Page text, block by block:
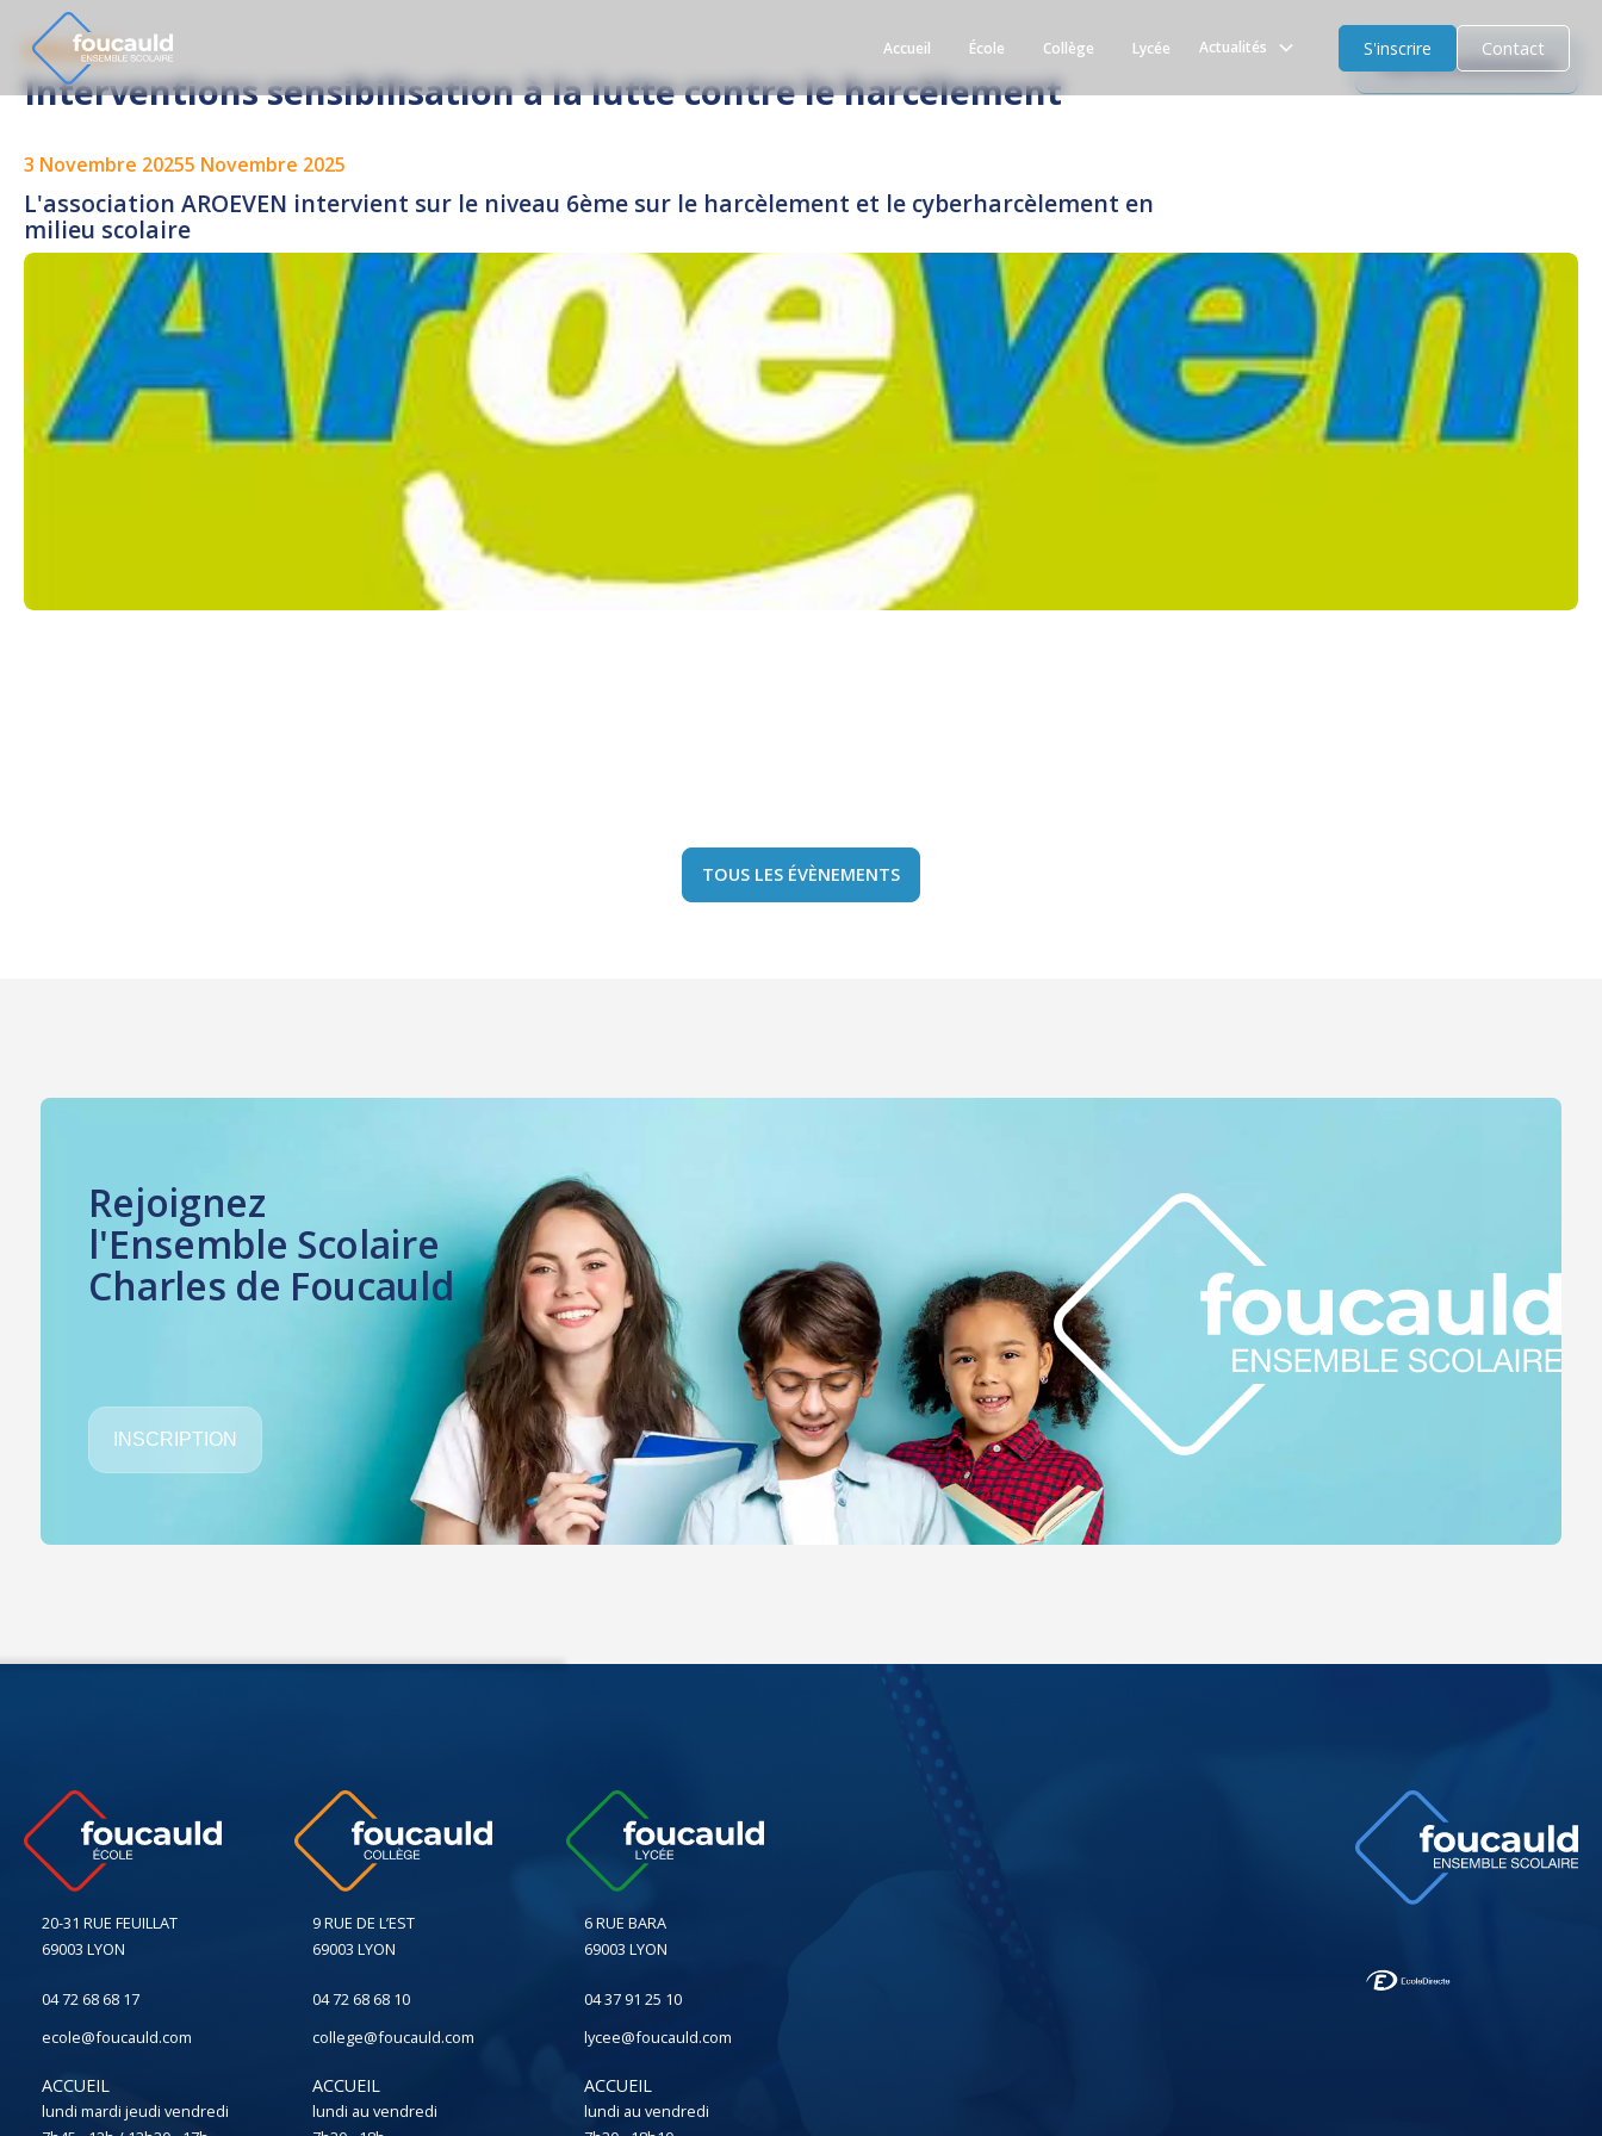
Accueil École Collège Lycée Actualités S'inscrire Contact
COLLÈGE
Interventions sensibilisation à la lutte contre le harcèlement
3 Novembre 20255 Novembre 2025
L'association AROEVEN intervient sur le niveau 6ème sur le harcèlement et le cyberharcèlement en
milieu scolaire
Tous les évènements
TOUS LES ÉVÈNEMENTS
Rejoignez
l'Ensemble Scolaire
Charles de Foucauld
INSCRIPTION
20-31 RUE FEUILLAT
69003 LYON
04 72 68 68 17
ecole@foucauld.com
ACCUEIL
lundi mardi jeudi vendredi
9 RUE DE L’EST
69003 LYON
04 72 68 68 10
college@foucauld.com
ACCUEIL
lundi au vendredi
6 RUE BARA
69003 LYON
04 37 91 25 10
lycee@foucauld.com
ACCUEIL
lundi au vendredi